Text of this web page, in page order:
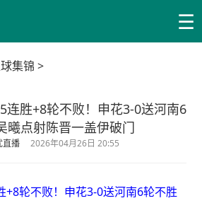
☰
集锦 >
连胜+8轮不败！申花3-0送河南6
曦点射陈晋一盖伊破门
直播 2026年04月26日 20:55
+8轮不败！申花3-0送河南6轮不胜